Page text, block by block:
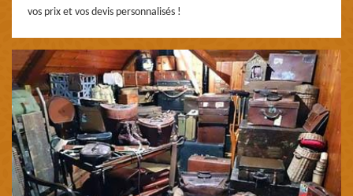
vos prix et vos devis personnalisés !